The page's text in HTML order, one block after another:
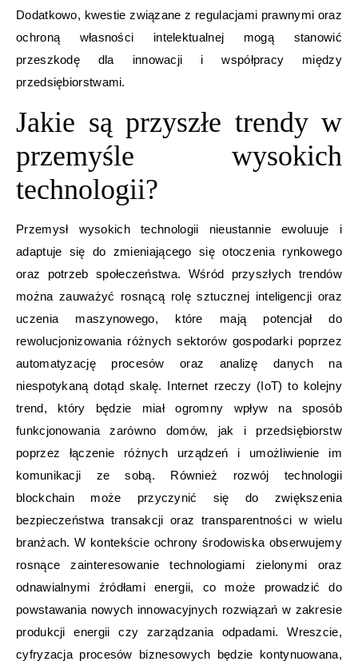
Dodatkowo, kwestie związane z regulacjami prawnymi oraz
ochroną własności intelektualnej mogą stanowić
przeszkodę dla innowacji i współpracy między
przedsiębiorstwami.
Jakie są przyszłe trendy w
przemyśle wysokich
technologii?
Przemysł wysokich technologii nieustannie ewoluuje i
adaptuje się do zmieniającego się otoczenia rynkowego
oraz potrzeb społeczeństwa. Wśród przyszłych trendów
można zauważyć rosnącą rolę sztucznej inteligencji oraz
uczenia maszynowego, które mają potencjał do
rewolucjonizowania różnych sektorów gospodarki poprzez
automatyzację procesów oraz analizę danych na
niespotykaną dotąd skalę. Internet rzeczy (IoT) to kolejny
trend, który będzie miał ogromny wpływ na sposób
funkcjonowania zarówno domów, jak i przedsiębiorstw
poprzez łączenie różnych urządzeń i umożliwienie im
komunikacji ze sobą. Również rozwój technologii
blockchain może przyczynić się do zwiększenia
bezpieczeństwa transakcji oraz transparentności w wielu
branżach. W kontekście ochrony środowiska obserwujemy
rosnące zainteresowanie technologiami zielonymi oraz
odnawialnymi źródłami energii, co może prowadzić do
powstawania nowych innowacyjnych rozwiązań w zakresie
produkcji energii czy zarządzania odpadami. Wreszcie,
cyfryzacja procesów biznesowych będzie kontynuowana,